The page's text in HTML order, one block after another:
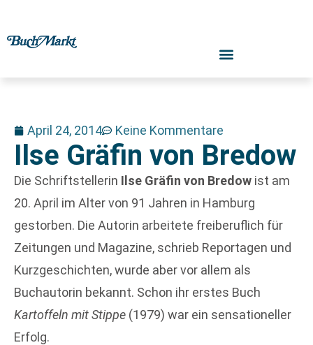
April 24, 2014 Keine Kommentare
Ilse Gräfin von Bredow
Die Schriftstellerin Ilse Gräfin von Bredow ist am
20. April im Alter von 91 Jahren in Hamburg
gestorben. Die Autorin arbeitete freiberuflich für
Zeitungen und Magazine, schrieb Reportagen und
Kurzgeschichten, wurde aber vor allem als
Buchautorin bekannt. Schon ihr erstes Buch
Kartoffeln mit Stippe (1979) war ein sensationeller
Erfolg.